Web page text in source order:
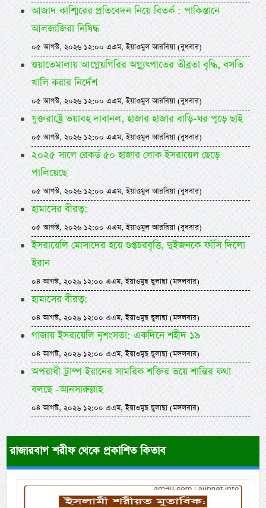
আজাদ কাশ্মিরের প্রতিবেদন নিয়ে বিতর্ক : পাকিস্তানে
আলজাজিরা নিষিদ্ধ
০৫ আগস্ট, ২০২৬ ১২:০০ এএম, ইয়াওমুল আরবিয়া (বুধবার)
গুয়াতেমালায় আগ্নেয়গিরির অগ্ন্যুৎপাতের তীব্রতা বৃদ্ধি, বসতি
খালি করার নির্দেশ
০৫ আগস্ট, ২০২৬ ১২:০০ এএম, ইয়াওমুল আরবিয়া (বুধবার)
যুক্তরাষ্ট্রে ভয়াবহ দাবানল, হাজার হাজার বাড়ি-ঘর পুড়ে ছাই
০৫ আগস্ট, ২০২৬ ১২:০০ এএম, ইয়াওমুল আরবিয়া (বুধবার)
২০২৫ সালে রেকর্ড ৫০ হাজার লোক ইসরায়েল ছেড়ে
পালিয়েছে
০৫ আগস্ট, ২০২৬ ১২:০০ এএম, ইয়াওমুল আরবিয়া (বুধবার)
হামাসের বীরত্ব:
০৫ আগস্ট, ২০২৬ ১২:০০ এএম, ইয়াওমুল আরবিয়া (বুধবার)
ইসরায়েলি মোসাদের হয়ে গুপ্তচরবৃত্তি, দুইজনকে ফাঁসি দিলো
ইরান
০৪ আগস্ট, ২০২৬ ১২:০০ এএম, ইয়াওমুছ ছুলাছা (মঙ্গলবার)
হামাসের বীরত্ব:
০৪ আগস্ট, ২০২৬ ১২:০০ এএম, ইয়াওমুছ ছুলাছা (মঙ্গলবার)
গাজায় ইসরায়েলি নৃশংসতা: একদিনে শহীদ ১৯
০৪ আগস্ট, ২০২৬ ১২:০০ এএম, ইয়াওমুছ ছুলাছা (মঙ্গলবার)
অপরাধী ট্রাম্প ইরানের সামরিক শক্তির ভয়ে শান্তির কথা
বলছে -আনসারুল্লাহ
০৪ আগস্ট, ২০২৬ ১২:০০ এএম, ইয়াওমুছ ছুলাছা (মঙ্গলবার)
রাজারবাগ শরীফ থেকে প্রকাশিত কিতাব